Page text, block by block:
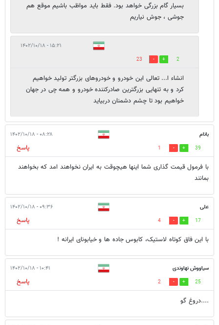
بسیار گام بزرگی خواهد بود. فقط باید مواظب باشیم موقع هم
جوشی ، جوش نیاریم
۱۵:۲۱ - ۱۴۰۲/۱۰/۱۸
2
23
انشاء ا... تعالی این خودرو و خودروهای بزرگتر تولید خواهیم
کرد و به تنهایی بزرگترین صادرکننده خودرو و همه چی در جهان
خواهیم بود تا چشم دشمنان دربیاید
بانام ۰۸:۲۸ - ۱۴۰۲/۱۰/۱۸
39
1
پاسخ
با فرمول قیمت گذاری شما اینها هیچوقت به ایران نخواهند امد که بخواهند
بمانند
علی ۰۹:۳۶ - ۱۴۰۲/۱۰/۱۸
17
4
پاسخ
با این فاق کوتاه لاستیک، کابوس جاده ها و خیابونای ایرانه !
سیاووش نهاوندی ۱۰:۴۱ - ۱۴۰۲/۱۰/۱۸
25
2
پاسخ
....دروغ گو